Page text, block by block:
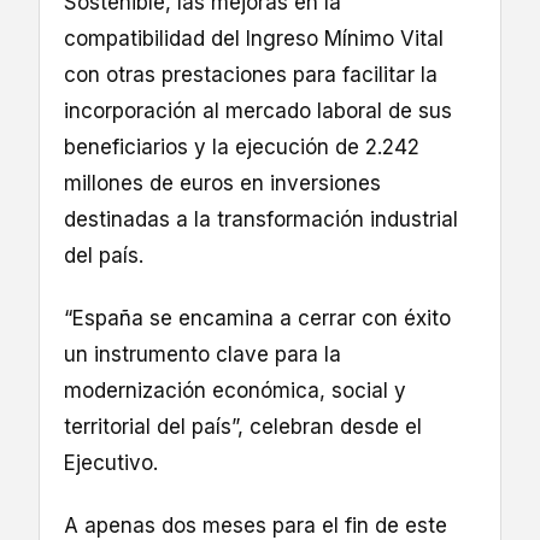
compatibilidad del Ingreso Mínimo Vital
con otras prestaciones para facilitar la
incorporación al mercado laboral de sus
beneficiarios y la ejecución de 2.242
millones de euros en inversiones
destinadas a la transformación industrial
del país.
“España se encamina a cerrar con éxito
un instrumento clave para la
modernización económica, social y
territorial del país”, celebran desde el
Ejecutivo.
A apenas dos meses para el fin de este